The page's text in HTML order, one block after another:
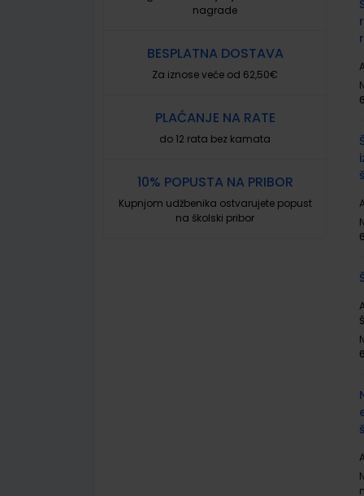
nagrade
BESPLATNA DOSTAVA
Za iznose veće od 62,50€
PLAĆANJE NA RATE
do 12 rata bez kamata
10% POPUSTA NA PRIBOR
Kupnjom udžbenika ostvarujete popust
na školski pribor